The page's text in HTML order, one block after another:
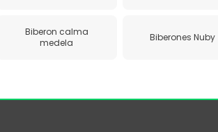
Biberon calma
medela
Biberones Nuby